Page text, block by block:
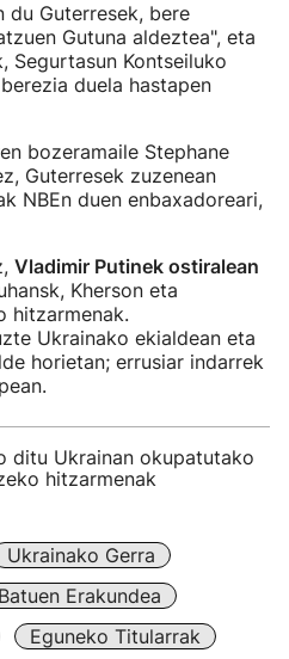
du Guterresek, bere
Gutuna aldeztea", eta
Segurtasun Kontseiluko
duela hastapen
bozeramaile Stephane
Guterresek zuzenean
NBEn duen enbaxadoreari,
Vladimir Putinek ostiralean
Kherson eta
hitzarmenak.
Ukrainako ekialdean eta
horietan; errusiar indarrek
ditu Ukrainan okupatutako
hitzarmenak
Ukrainako Gerra
Erakundea
Eguneko Titularrak